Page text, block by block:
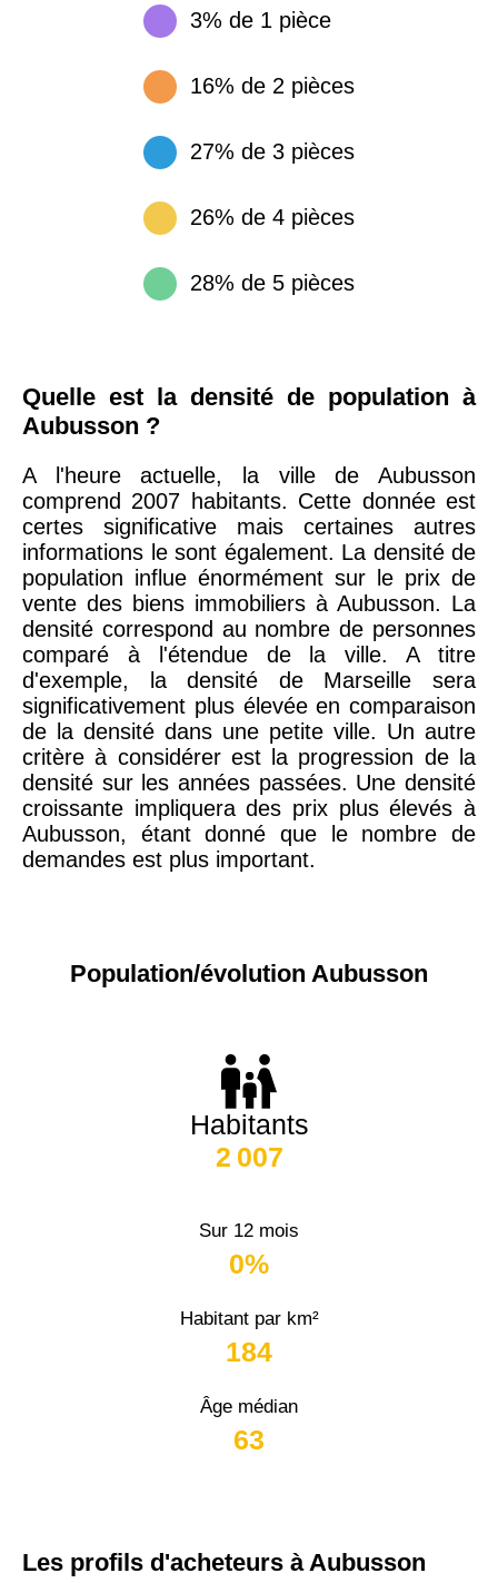
3% de 1 pièce
16% de 2 pièces
27% de 3 pièces
26% de 4 pièces
28% de 5 pièces
Quelle est la densité de population à
Aubusson ?
A l'heure actuelle, la ville de Aubusson
comprend 2007 habitants. Cette donnée est
certes significative mais certaines autres
informations le sont également. La densité de
population influe énormément sur le prix de
vente des biens immobiliers à Aubusson. La
densité correspond au nombre de personnes
comparé à l'étendue de la ville. A titre
d'exemple, la densité de Marseille sera
significativement plus élevée en comparaison
de la densité dans une petite ville. Un autre
critère à considérer est la progression de la
densité sur les années passées. Une densité
croissante impliquera des prix plus élevés à
Aubusson, étant donné que le nombre de
demandes est plus important.
Population/évolution Aubusson
Habitants
2 007
Sur 12 mois
0%
Habitant par km²
184
Âge médian
63
Les profils d'acheteurs à Aubusson